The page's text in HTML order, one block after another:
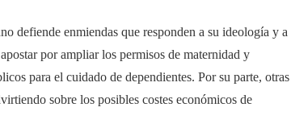
defiende enmiendas que responden a su ideología y a
por ampliar los permisos de maternidad y
para el cuidado de dependientes. Por su parte, otras
sobre los posibles costes económicos de